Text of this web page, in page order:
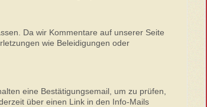
Da wir Kommentare auf unserer Seite
wie Beleidigungen oder
eine Bestätigungsemail, um zu prüfen,
über einen Link in den Info-Mails